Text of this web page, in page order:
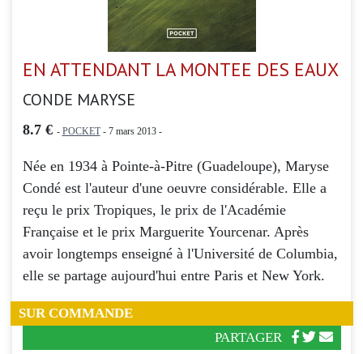
EN ATTENDANT LA MONTEE DES EAUX
CONDE MARYSE
8.7 € - POCKET- 7 mars 2013 -
Née en 1934 à Pointe-à-Pitre (Guadeloupe), Maryse
Condé est l'auteur d'une oeuvre considérable. Elle a
reçu le prix Tropiques, le prix de l'Académie
Française et le prix Marguerite Yourcenar. Après
avoir longtemps enseigné à l'Université de Columbia,
elle se partage aujourd'hui entre Paris et New York.
SUR COMMANDE
PARTAGER